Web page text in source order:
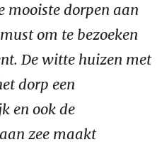
mooiste dorpen aan
om te bezoeken
De witte huizen met
dorp een
en ook de
zee maakt